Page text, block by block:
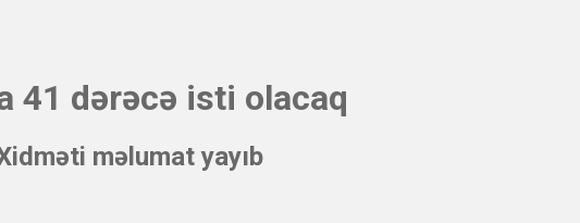
41 dərəcə isti olacaq
məlumat yayıb